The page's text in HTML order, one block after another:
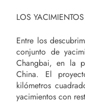
LOS
Entre los
conjunto de
Changbai, en la
China. El
kilómetros
yacimientos con